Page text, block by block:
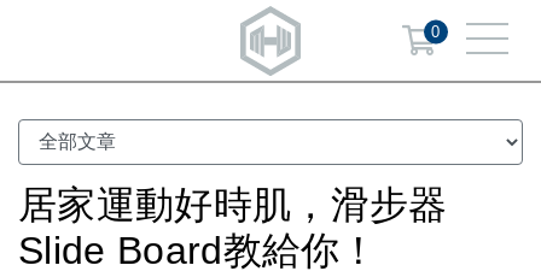
0
居家運動好時肌，滑步器
Slide Board教給你！